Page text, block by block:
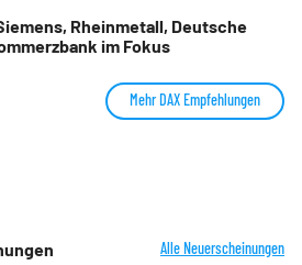
Rheinmetall, Deutsche
im Fokus
Mehr DAX Empfehlungen
Alle Neuerscheinungen